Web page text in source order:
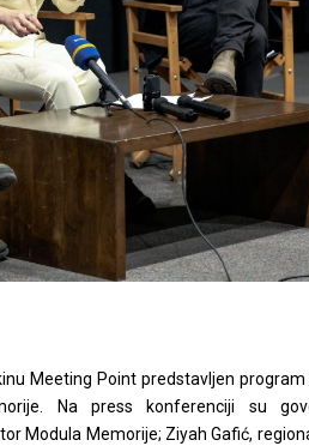
Meeting Point predstavljen program
Na press konferenciji su
Modula Memorije; Ziyah Gafić,